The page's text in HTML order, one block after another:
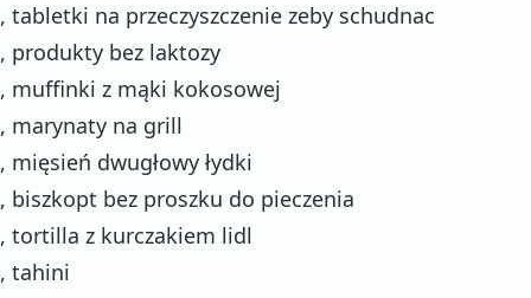
, tabletki na przeczyszczenie zeby schudnac
, produkty bez laktozy
, muffinki z mąki kokosowej
, marynaty na grill
, mięsień dwugłowy łydki
, biszkopt bez proszku do pieczenia
, tortilla z kurczakiem lidl
, tahini